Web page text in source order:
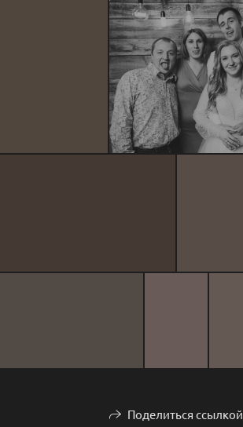
Поделиться ссылкой